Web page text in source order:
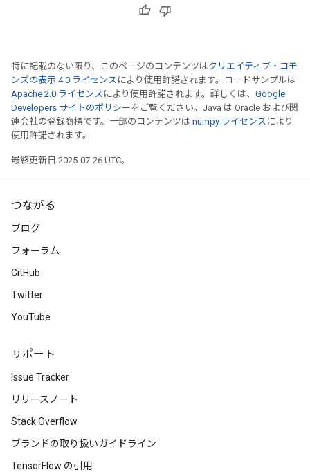
特に記載のない限り、このページのコンテンツはクリエイティブ・コモ
ンズの表示 4.0 ライセンス により使用許諾されます。コードサンプルは
Apache 2.0 ライセンス により使用許諾されます。詳しくは、 Google
Developers サイトのポリシー をご覧ください。Java は Oracle および関
連会社の登録商標です。一部のコンテンツは numpy ライセンス により
使用許諾されます。
最終更新日 2025-07-26 UTC。
つながる
ブログ
フォーラム
GitHub
Twitter
YouTube
サポート
Issue Tracker
リリースノート
Stack Overflow
ブランドの取り扱いガイドライン
TensorFlow の引用